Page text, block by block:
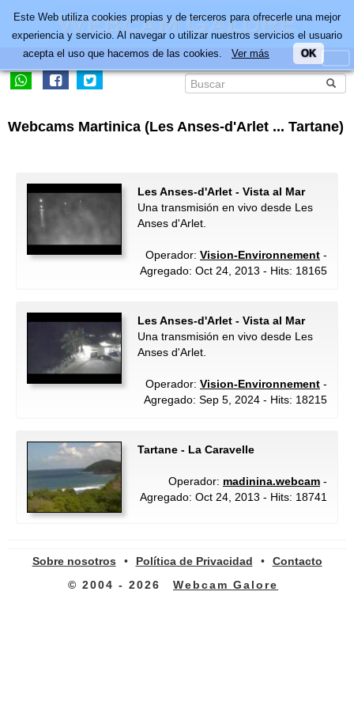
Webcams Martinica (Les Anses-d'Arlet ... Tartane)
Les Anses-d'Arlet - Vista al Mar
Una transmisión en vivo desde Les
Anses d'Arlet.
Operador: Vision-Environnement -
Agregado: Oct 24, 2013 - Hits: 18165
Les Anses-d'Arlet - Vista al Mar
Una transmisión en vivo desde Les
Anses d'Arlet.
Operador: Vision-Environnement -
Agregado: Sep 5, 2024 - Hits: 18215
Tartane - La Caravelle
Operador: madinina.webcam -
Agregado: Oct 24, 2013 - Hits: 18741
Sobre nosotros • Política de Privacidad •
Contacto
© 2004 - 2026
Webcam Galore
Este Web utiliza cookies propias y de terceros para ofrecerle una mejor
experiencia y servicio. Al navegar o utilizar nuestros servicios el usuario
acepta el uso que hacemos de las cookies. Ver más OK